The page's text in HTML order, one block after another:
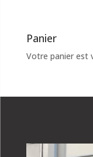
Panier
Votre panier est